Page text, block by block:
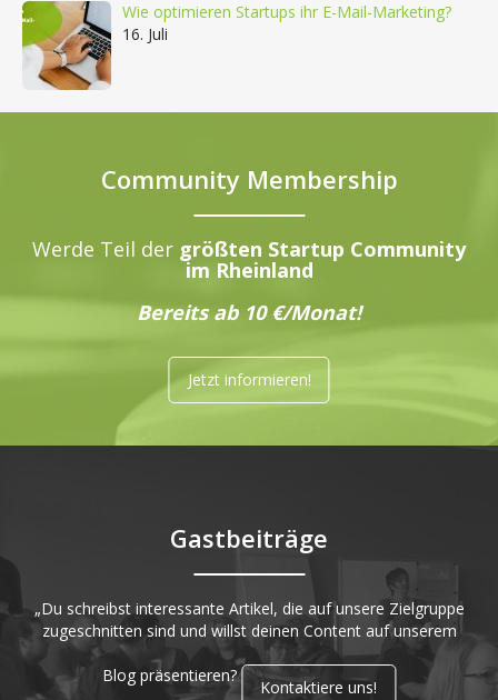
Wie optimieren Startups ihr E-Mail-Marketing?
16. Juli
Community Membership
Werde Teil der größten Startup Community
im Rheinland
Bereits ab 10 €/Monat!
Jetzt informieren!
Gastbeiträge
„Du schreibst interessante Artikel, die auf unsere Zielgruppe
zugeschnitten sind und willst deinen Content auf unserem
Blog präsentieren?
Kontaktiere uns!